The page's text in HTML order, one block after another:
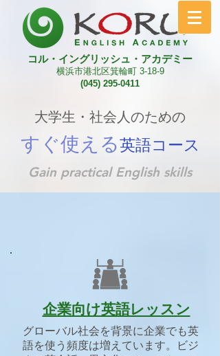
コル・イングリッシュ・アカデミー
横浜市港北区箕輪町 3-18-9
(045) 295-0411
大学生・社会人のための
すぐ使える英語コース
Gain practical English skills
企業向け英語レッスン
グローバル社会を背景に企業でも英
語を使う頻度は増えています。ビジ